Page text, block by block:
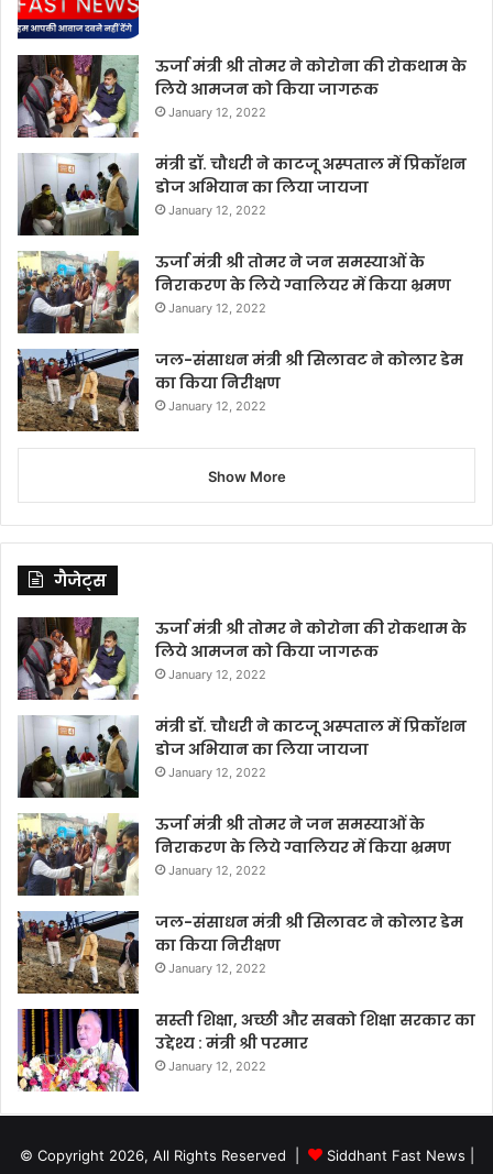
ऊर्जा मंत्री श्री तोमर ने कोरोना की रोकथाम के
लिये आमजन को किया जागरूक
January 12, 2022
मंत्री डॉ. चौधरी ने काटजू अस्पताल में प्रिकॉशन
डोज अभियान का लिया जायजा
January 12, 2022
ऊर्जा मंत्री श्री तोमर ने जन समस्याओं के
निराकरण के लिये ग्वालियर में किया भ्रमण
January 12, 2022
जल-संसाधन मंत्री श्री सिलावट ने कोलार डेम
का किया निरीक्षण
January 12, 2022
Show More
गैजेट्स
ऊर्जा मंत्री श्री तोमर ने कोरोना की रोकथाम के
लिये आमजन को किया जागरूक
January 12, 2022
मंत्री डॉ. चौधरी ने काटजू अस्पताल में प्रिकॉशन
डोज अभियान का लिया जायजा
January 12, 2022
ऊर्जा मंत्री श्री तोमर ने जन समस्याओं के
निराकरण के लिये ग्वालियर में किया भ्रमण
January 12, 2022
जल-संसाधन मंत्री श्री सिलावट ने कोलार डेम
का किया निरीक्षण
January 12, 2022
सस्ती शिक्षा, अच्छी और सबको शिक्षा सरकार का
उद्देश्य : मंत्री श्री परमार
January 12, 2022
© Copyright 2026, All Rights Reserved | Siddhant Fast News